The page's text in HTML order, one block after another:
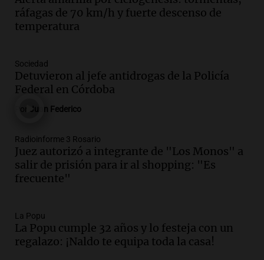
lluvias, senadores manifiestan
oposición a ley de tierras
Panorama Federal
Audio.
centro de esquí Penitentes Park tras
siete años de cierre por falta de nieve
Episodios
Audio.Madres en Rosario piden por la
ley Joaquín.
Viva la Radio Rosario
Episodios
de hacienda: “Las tecnologías no
reemplazan el contacto con la gente”
La Argentina, hoy
ráfagas de 70 km/h y fuerte descenso de
temperatura
Sociedad
Detuvieron al jefe antidrogas de la Policía
Federal en Córdoba
Juan Federico
Radioinforme 3 Rosario
Juez autorizó a integrante de "Los Monos" a
salir de prisión para ir al shopping: "Es
frecuente"
La Popu
La Popu cumple 32 años y lo festeja con un
regalazo: ¡Naldo te equipa toda la casa!